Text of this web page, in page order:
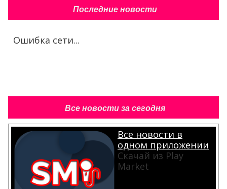
Последние новости
Ошибка сети...
Все новости за сегодня
Все новости в
одном приложении
Скачай из Play
Market